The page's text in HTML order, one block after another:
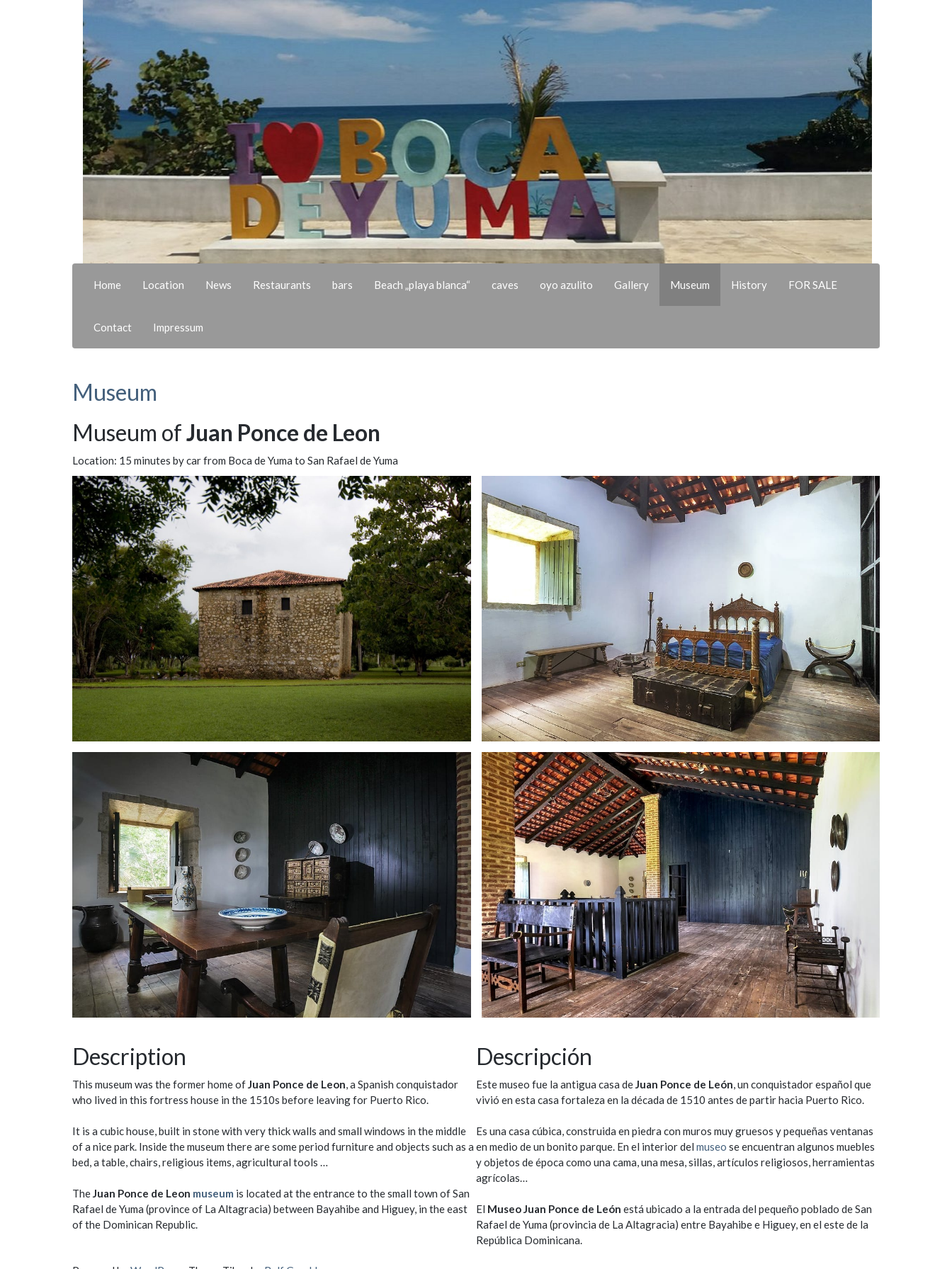
Home Location News Restaurants bars Beach „playa blanca“ caves oyo azulito Gallery Museum History FOR SALE
Contact Impressum
Museum
Museum ofJuan Ponce de Leon
Location: 15 minutes by car from Boca de Yuma to San Rafael de Yuma
Description
This museum was the former home ofJuan Ponce de Leon, a Spanish conquistador
who lived in this fortress house in the 1510s before leaving for Puerto Rico.
It is a cubic house, built in stone with very thick walls and small windows in the middle
of a nice park. Inside the museum there are some period furniture and objects such as a
bed, a table, chairs, religious items, agricultural tools …
TheJuan Ponce de Leon museum is located at the entrance to the small town of San
Rafael de Yuma (province of La Altagracia) between Bayahibe and Higuey, in the east
of the Dominican Republic.
Descripción
Este museo fue la antigua casa deJuan Ponce de León, un conquistador español que
vivió en esta casa fortaleza en la década de 1510 antes de partir hacia Puerto Rico.
Es una casa cúbica, construida en piedra con muros muy gruesos y pequeñas ventanas
en medio de un bonito parque. En el interior del museo se encuentran algunos muebles
y objetos de época como una cama, una mesa, sillas, artículos religiosos, herramientas
agrícolas…
El Museo Juan Ponce de León está ubicado a la entrada del pequeño poblado de San
Rafael de Yuma (provincia de La Altagracia) entre Bayahibe e Higuey, en el este de la
República Dominicana.